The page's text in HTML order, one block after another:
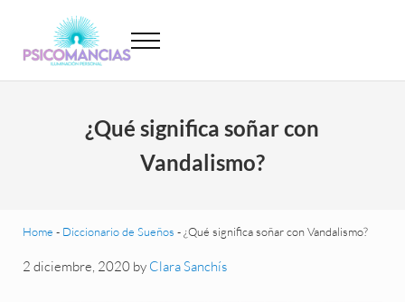
Psicomancias
Menu
¿Qué significa soñar con
Vandalismo?
Home - Diccionario de Sueños -¿Qué significa soñar con Vandalismo?
2 diciembre, 2020 by Clara Sanchís